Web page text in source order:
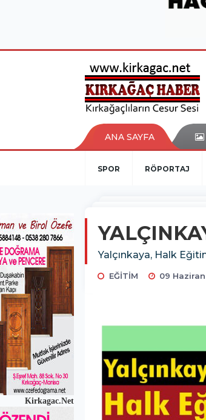
ANA SAYFA
SPOR RÖPORTAJ
Yalçınkaya, Halk
EĞİTİM 09
Kirkagac.Net